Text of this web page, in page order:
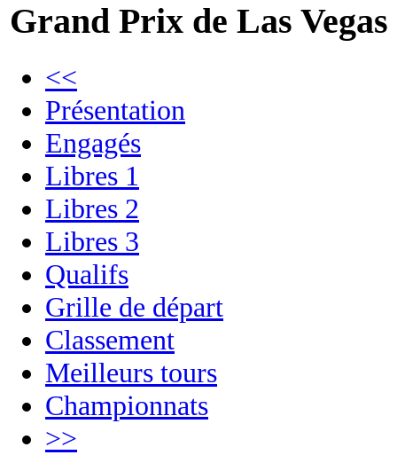
Grand Prix de Las Vegas
<<
Présentation
Engagés
Libres 1
Libres 2
Libres 3
Qualifs
Grille de départ
Classement
Meilleurs tours
Championnats
>>